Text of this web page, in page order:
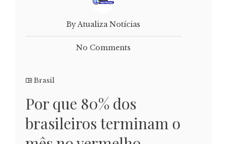
By Atualiza Notícias
No Comments
Brasil
Por que 80% dos
brasileiros terminam o